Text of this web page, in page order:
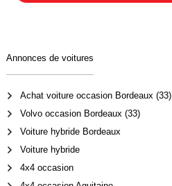
Annonces de voitures
Achat voiture occasion Bordeaux (33)
Volvo occasion Bordeaux (33)
Voiture hybride Bordeaux
Voiture hybride
4x4 occasion